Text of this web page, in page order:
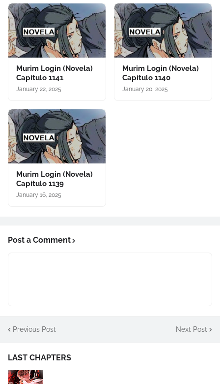
Murim Login (Novela)
Capítulo 1141
January 22, 2025
Murim Login (Novela)
Capítulo 1140
January 20, 2025
Murim Login (Novela)
Capítulo 1139
January 16, 2025
Post a Comment
Previous Post Next Post
LAST CHAPTERS